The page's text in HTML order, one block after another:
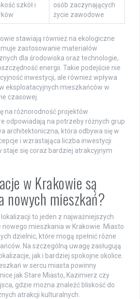
szkół i
osób zaczynających
życie zawodowe
stawiają również na ekologiczne
zastosowanie materiałów
dla środowiska oraz technologie,
energii. Takie podejście nie
inwestycji, ale również wpływa
eksploatacyjnych mieszkańców w
czasowej.
na różnorodność projektów
odpowiadają na potrzeby różnych grup
architektoniczna, która odbywa się w
i wzrastająca liczba inwestycji
staje się coraz bardziej atrakcyjnym
w Krakowie są
nowych mieszkań?
to jeden z najważniejszych
nowego mieszkania w Krakowie. Miasto
dzielnic, które mogą spełnić różne
Na szczególną uwagę zasługują
jak i bardziej spokojne okolice.
w sercu miasta powinny
jak Stare Miasto, Kazimierz czy
gdzie można znaleźć bliskość do
atrakcji kulturalnych.